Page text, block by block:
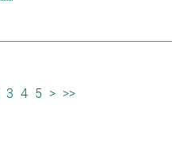
3 4 5 > >>